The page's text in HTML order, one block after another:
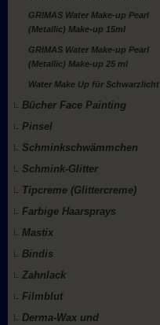
GRIMAS Water Make-up Pearl
(Metallic) Make-up 15ml
GRIMAS Water Make-up Pearl
(Metallic) Make-up 25 ml
Water Make Up für Schwarzlicht
Bücher Face Painting
Pinsel
Schminkschwämmchen
Schmink-Glitter
Tipcreme (Glittercreme)
Farbige Haarsprays
Mastix
Bindis
Zahnlack
Filmblut
Derma-Wax und